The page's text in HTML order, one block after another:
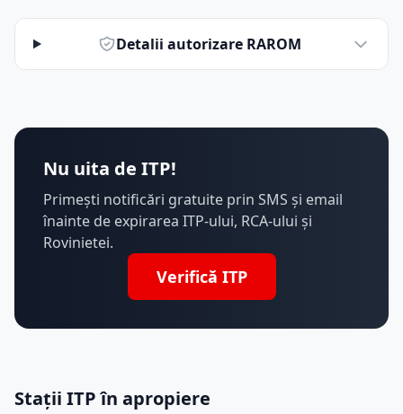
Detalii autorizare RAROM
Nu uita de ITP!
Primești notificări gratuite prin SMS și email
înainte de expirarea ITP-ului, RCA-ului și
Rovinietei.
Verifică ITP
Stații ITP în apropiere